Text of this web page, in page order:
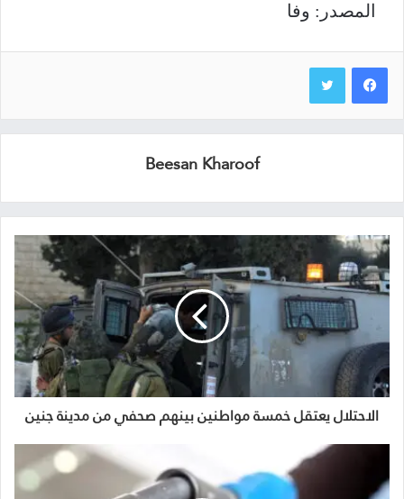
المصدر: وفا
Beesan Kharoof
الاحتلال يعتقل خمسة مواطنين بينهم صحفي من مدينة جنين